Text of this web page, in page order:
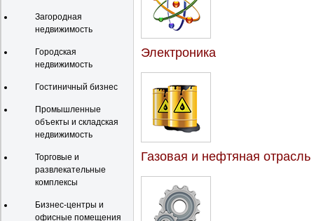
Загородная
недвижимость
Городская
недвижимость
Гостиничный бизнес
Промышленные
объекты и складская
недвижимость
Торговые и
развлекательные
комплексы
Бизнес-центры и
офисные помещения
Электроника
Газовая и нефтяная отрасль